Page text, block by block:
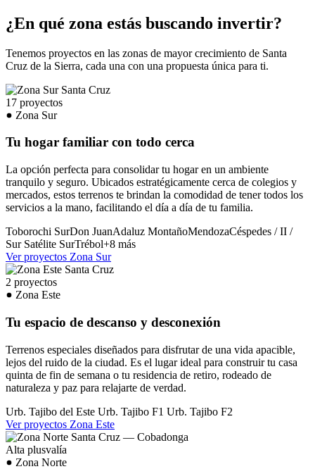
¿En qué zona estás buscando invertir?
Tenemos proyectos en las zonas de mayor crecimiento de Santa
Cruz de la Sierra, cada una con una propuesta única para ti.
17 proyectos
Zona Sur
Tu hogar familiar con todo cerca
La opción perfecta para consolidar tu hogar en un ambiente
tranquilo y seguro. Ubicados estratégicamente cerca de colegios y
mercados, estos terrenos te brindan la comodidad de tener todos los
servicios a la mano, facilitando el día a día de tu familia.
Toborochi SurDon JuanAdaluz MontañoMendozaCéspedes / II /
Sur Satélite SurTrébol+8 más
Ver proyectos Zona Sur
2 proyectos
Zona Este
Tu espacio de descanso y desconexión
Terrenos especiales diseñados para disfrutar de una vida apacible,
lejos del ruido de la ciudad. Es el lugar ideal para construir tu casa
quinta de fin de semana o tu residencia de retiro, rodeado de
naturaleza y paz para relajarte de verdad.
Urb. Tajibo del Este Urb. Tajibo F1 Urb. Tajibo F2
Ver proyectos Zona Este
Alta plusvalía
Zona Norte